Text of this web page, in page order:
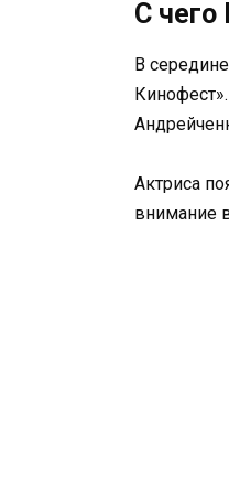
С чего
В
Актриса
внимание